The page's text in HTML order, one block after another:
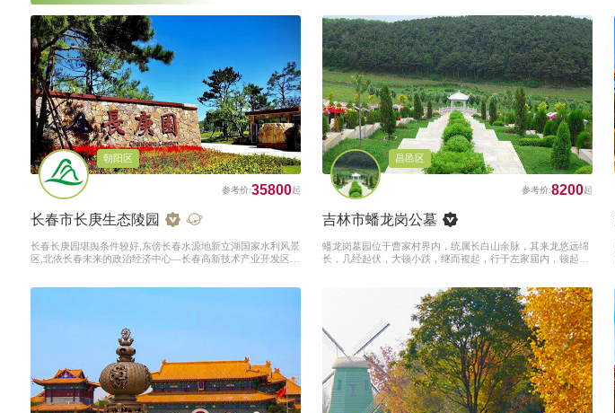
朝阳区
35800
长春市长庚生态陵园
长春长庚园堪舆条件较好,东傍长春水源地新立湖国家水利风景
区,北依长春未来的政治经济中心—长春高新技术产业开发区,
昌邑区
8200
吉林市蟠龙岗公墓
蟠龙岗墓园位于曹家村界内，统属长白山余脉，其来龙悠远绵
长，几经起伏，大顿小跌，继而複起，行于左家届内，顿起星